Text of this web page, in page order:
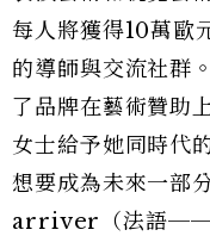
每人將獲得10萬歐
的導師與交流社
了品牌在藝術贊助
女士給予她同時代
想要成為未來一部
arriver（法語──